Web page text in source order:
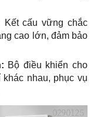
Kết cấu vững chắc
cao lớn, đảm bảo
Bộ điều khiển cho
nhau, phục vụ